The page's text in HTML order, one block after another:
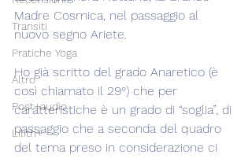
Transiti
Pratiche Yoga
Altro
Post+audio
Lilith+
Madre Cosmica, nel passaggio al
nuovo segno Ariete.
Ho già scritto del grado Anaretico (è
così chiamato il 29°) che per
caratteristiche è un grado di “soglia”, di
passaggio che a seconda del quadro
del tema preso in considerazione ci